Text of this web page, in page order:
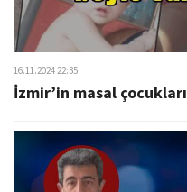
16.11.2024 22:35
İzmir’in masal çocukları